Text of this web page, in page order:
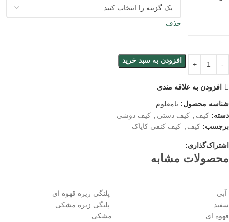
حذف
افزودن به سبد خرید
افزودن به علاقه مندی
شناسه محصول: نامعلوم
دسته: کیف کیف دستی
کیف دوشی
برچسب: کیف کیف کنفی کایاک
اشتراک‌گذاری:
محصولات مشابه
آبی
سفید
قهوه ای
پلنگی زیره قهوه ای
پلنگی زیره مشکی
مشکی